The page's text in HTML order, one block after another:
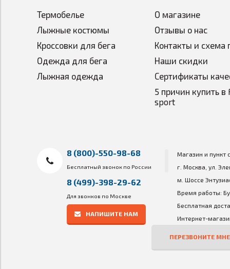
Термобелье
Лыжные костюмы
Кроссовки для бега
Одежда для бега
Лыжная одежда
О магазине
Отзывы о нас
Контакты и схема
Наши скидки
Сертификаты
5 причин купить в
sport
8 (800)-550-98-68
Бесплатный звонок по России
8 (499)-398-29-62
Для звонков по Москве
НАПИШИТЕ НАМ
Магазин и пункт
г. Москва, ул.
м. Шоссе
Время работы:
Бесплатная
Интернет-
ПЕРЕЗВОНИТЕ МНЕ